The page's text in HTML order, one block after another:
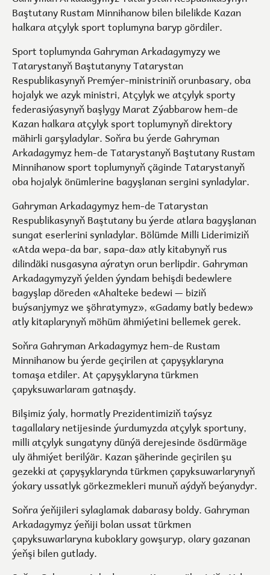
Baştutany Rustam Minnihanow bilen bilelikde Kazan
halkara atçylyk sport toplumyna baryp gördiler.
Sport toplumynda Gahryman Arkadagymyzy we
Tatarystanyň Baştutanyny Tatarystan
Respublikasynyň Premýer-ministriniň orunbasary, oba
hojalyk we azyk ministri, Atçylyk we atçylyk sporty
federasiýasynyň başlygy Marat Zýabbarow hem-de
Kazan halkara atçylyk sport toplumynyň direktory
mähirli garşyladylar. Soňra bu ýerde Gahryman
Arkadagymyz hem-de Tatarystanyň Baştutany Rustam
Minnihanow sport toplumynyň çäginde Tatarystanyň
oba hojalyk önümlerine bagyşlanan sergini synladylar.
Gahryman Arkadagymyz hem-de Tatarystan
Respublikasynyň Baştutany bu ýerde atlara bagyşlanan
sungat eserlerini synladylar. Bölümde Milli Liderimiziň
«Atda wepa-da bar, sapa-da» atly kitabynyň rus
dilindäki nusgasyna aýratyn orun berlipdir. Gahryman
Arkadagymyzyň ýelden ýyndam behişdi bedewlere
bagyşlap döreden «Ahalteke bedewi — biziň
buýsanjymyz we şöhratymyz», «Gadamy batly bedew»
atly kitaplarynyň möhüm ähmiýetini bellemek gerek.
Soňra Gahryman Arkadagymyz hem-de Rustam
Minnihanow bu ýerde geçirilen at çapyşyklaryna
tomaşa etdiler. At çapyşyklaryna türkmen
çapyksuwarlaram gatnaşdy.
Bilşimiz ýaly, hormatly Prezidentimiziň taýsyz
tagallalary netijesinde ýurdumyzda atçylyk sportuny,
milli atçylyk sungatyny dünýä derejesinde ösdürmäge
uly ähmiýet berilýär. Kazan şäherinde geçirilen şu
gezekki at çapyşyklarynda türkmen çapyksuwarlarynyň
ýokary ussatlyk görkezmekleri munuň aýdyň beýanydyr.
Soňra ýeňijileri sylaglamak dabarasy boldy. Gahryman
Arkadagymyz ýeňiji bolan ussat türkmen
çapyksuwarlaryna kuboklary gowşuryp, olary gazanan
ýeňşi bilen gutlady.